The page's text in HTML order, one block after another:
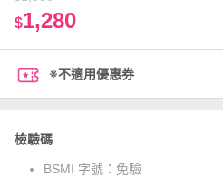
$1,280
※不適用優惠券
檢驗碼
BSMI 字號： 免驗